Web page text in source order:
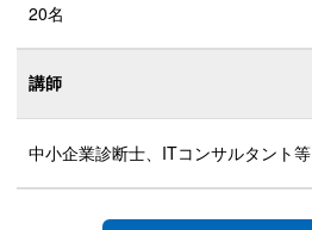
20名
講師
中小企業診断士、ITコンサルタント等